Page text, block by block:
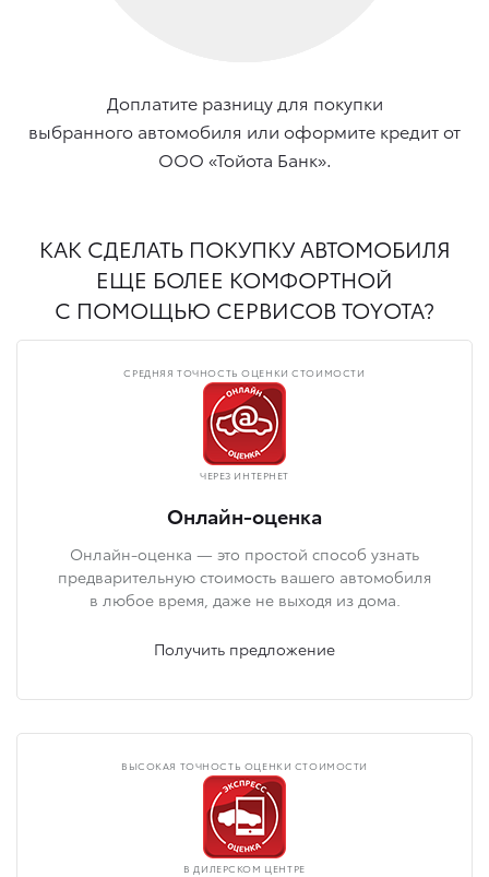
Доплатите разницу для покупки
выбранного автомобиля или оформите кредит от
ООО «Тойота Банк».
КАК СДЕЛАТЬ ПОКУПКУ АВТОМОБИЛЯ
ЕЩЕ БОЛЕЕ КОМФОРТНОЙ
С ПОМОЩЬЮ СЕРВИСОВ TOYOTA?
СРЕДНЯЯ ТОЧНОСТЬ ОЦЕНКИ СТОИМОСТИ
ЧЕРЕЗ ИНТЕРНЕТ
Онлайн-оценка
Онлайн-оценка — это простой способ узнать
предварительную стоимость вашего автомобиля
в любое время, даже не выходя из дома.
Получить предложение
ВЫСОКАЯ ТОЧНОСТЬ ОЦЕНКИ СТОИМОСТИ
В ДИЛЕРСКОМ ЦЕНТРЕ